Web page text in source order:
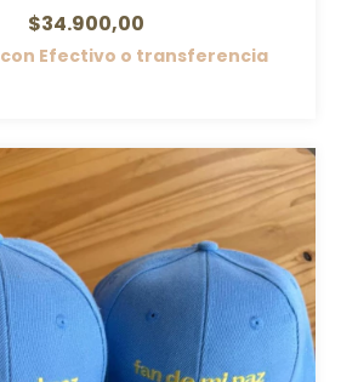
$34.900,00
con Efectivo o transferencia